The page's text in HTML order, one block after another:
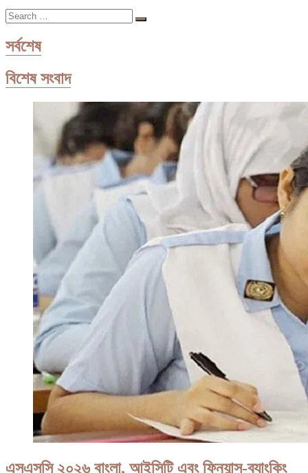
Search
…
সর্বশেষ
বিশেষ সংবাদ
এসএসসি ২০২৬ বাংলা, আইসিটি এবং ফিন্যান্স-ব্যাংকিং